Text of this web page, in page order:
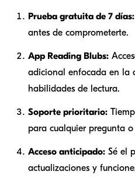
Prueba gratuita de 7 días:
antes de comprometerte.
App Reading Blubs:
adicional enfocada en la
habilidades de lectura.
Soporte prioritario:
para cualquier pregunta
Acceso anticipado: Sé el
actualizaciones y